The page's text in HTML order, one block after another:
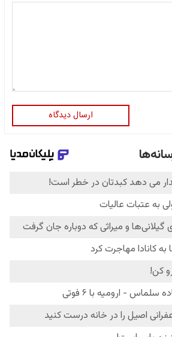
ارسال دیدگاه